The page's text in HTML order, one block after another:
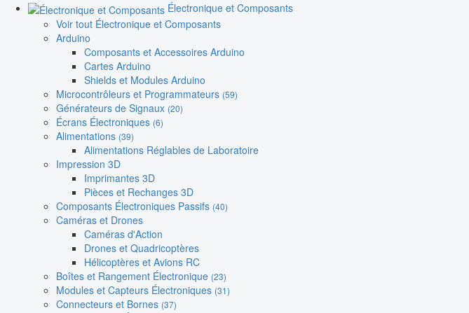
Électronique et Composants
Voir tout Électronique et Composants
Arduino
Composants et Accessoires Arduino
Cartes Arduino
Shields et Modules Arduino
Microcontrôleurs et Programmateurs (59)
Générateurs de Signaux (20)
Écrans Électroniques (6)
Alimentations (39)
Alimentations Réglables de Laboratoire
Impression 3D
Imprimantes 3D
Pièces et Rechanges 3D
Composants Électroniques Passifs (40)
Caméras et Drones
Caméras d'Action
Drones et Quadricoptères
Hélicoptères et Avions RC
Boîtes et Rangement Électronique (23)
Modules et Capteurs Électroniques (31)
Connecteurs et Bornes (37)